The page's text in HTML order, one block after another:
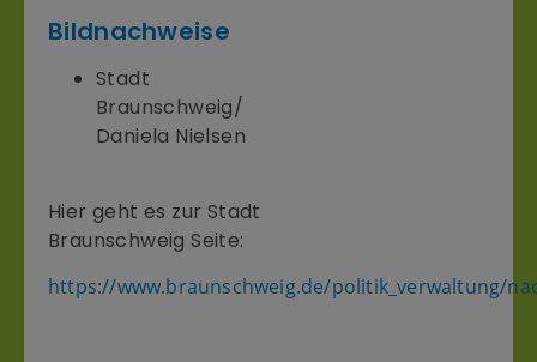
Bildnachweise
Stadt
Braunschweig/
Daniela Nielsen
Hier geht es zur Stadt
Braunschweig Seite:
https://www.braunschweig.de/politik_verwaltung/